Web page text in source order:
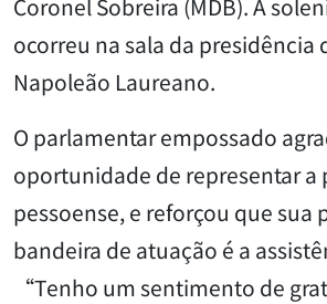
Coronel Sobreira (MDB). A
ocorreu na sala da presidência
Napoleão Laureano.
O parlamentar empossado
oportunidade de representar a
pessoense, e reforçou que sua
bandeira de atuação é a
“Tenho um sentimento de